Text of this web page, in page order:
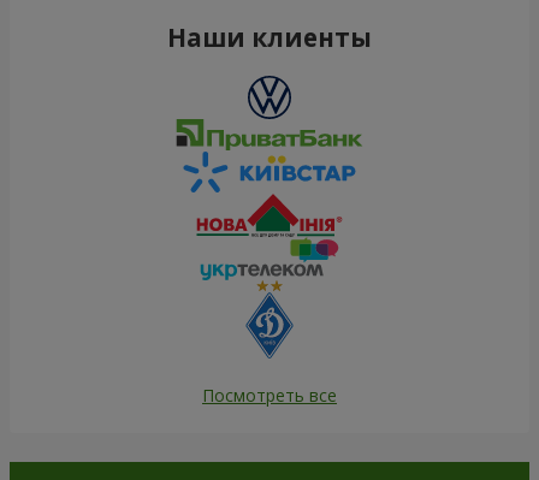
Наши клиенты
Посмотреть все